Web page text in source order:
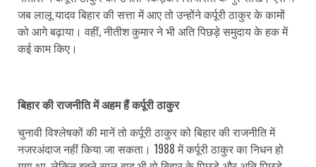
जब लालू यादव बिहार की सत्ता में आए तो उन्होंने कर्पूरी ठाकुर के कामों
को आगे बढ़ाया। वहीं, नीतीश कुमार ने भी अति पिछड़े समुदाय के हक में
कई काम किए।
बिहार की राजनीति में अहम हैं कर्पूरी ठाकुर
चुनावी विश्लेषकों की मानें तो कर्पूरी ठाकुर को बिहार की राजनीति में
नजरअंदाज नहीं किया जा सकता। 1988 में कर्पूरी ठाकुर का निधन हो